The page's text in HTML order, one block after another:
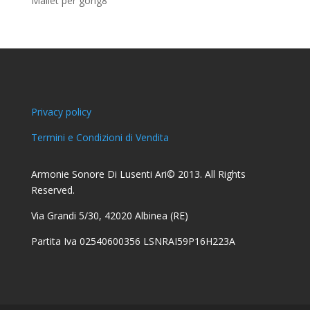
Privacy policy
Termini e Condizioni di Vendita
Armonie Sonore Di Lusenti Ari© 2013. All Rights
Reserved.
Via Grandi 5/30, 42020 Albinea (RE)
Partita Iva 02540600356 LSNRAI59P16H223A